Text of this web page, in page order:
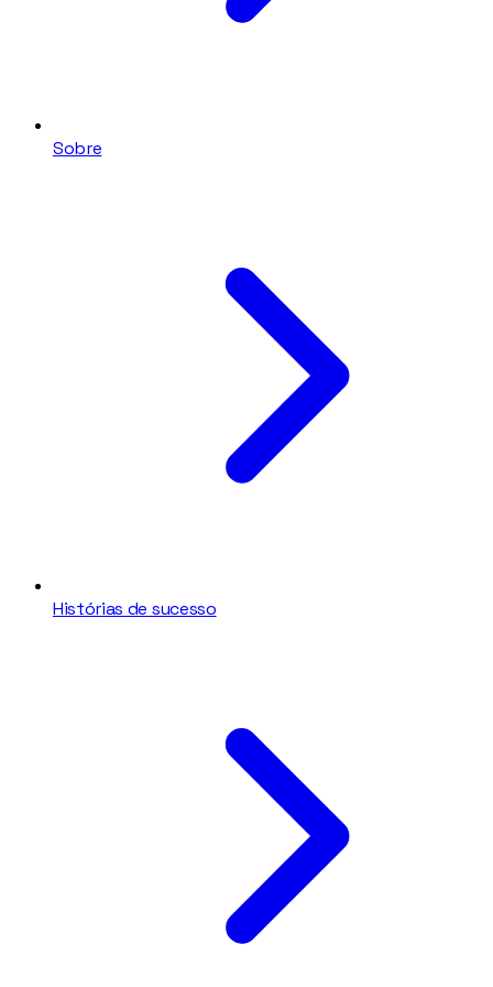
Sobre
Histórias de sucesso